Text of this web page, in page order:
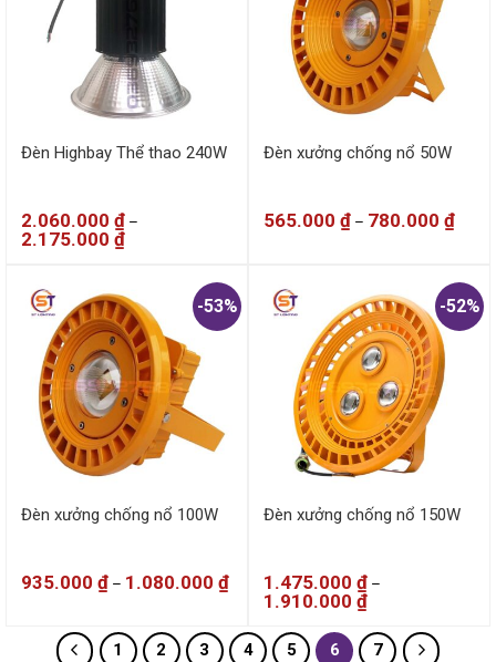
Đèn Highbay Thể thao 240W
2.060.000 ₫ –
2.175.000 ₫
Đèn xưởng chống nổ 50W
565.000 ₫ – 780.000 ₫
-53%
Đèn xưởng chống nổ 100W
935.000 ₫ – 1.080.000 ₫
-52%
Đèn xưởng chống nổ 150W
1.475.000 ₫ –
1.910.000 ₫
1 2 3 4 5 6 7